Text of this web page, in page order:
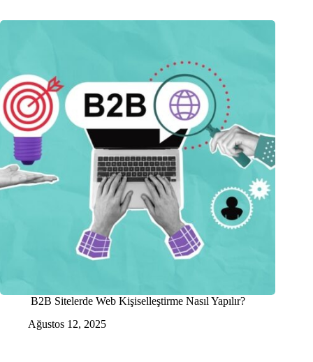
B2B Sitelerde Web Kişiselleştirme Nasıl Yapılır?
Ağustos 12, 2025